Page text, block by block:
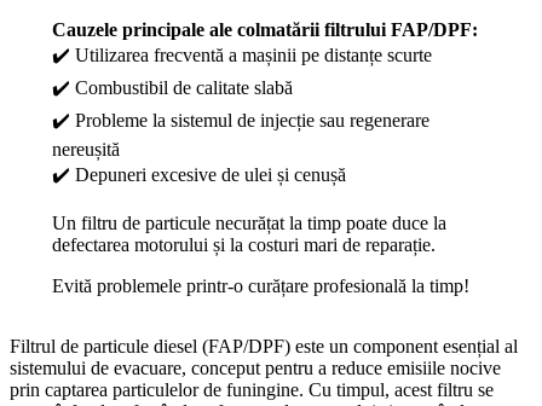
Cauzele principale ale colmatării filtrului FAP/DPF:
✔️ Utilizarea frecventă a mașinii pe distanțe scurte
✔️ Combustibil de calitate slabă
✔️ Probleme la sistemul de injecție sau regenerare
nereușită
✔️ Depuneri excesive de ulei și cenușă
Un filtru de particule necurățat la timp poate duce la
defectarea motorului și la costuri mari de reparație.
Evită problemele printr-o curățare profesională la timp!
Filtrul de particule diesel (FAP/DPF) este un component esențial al
sistemului de evacuare, conceput pentru a reduce emisiile nocive
prin captarea particulelor de funingine. Cu timpul, acest filtru se